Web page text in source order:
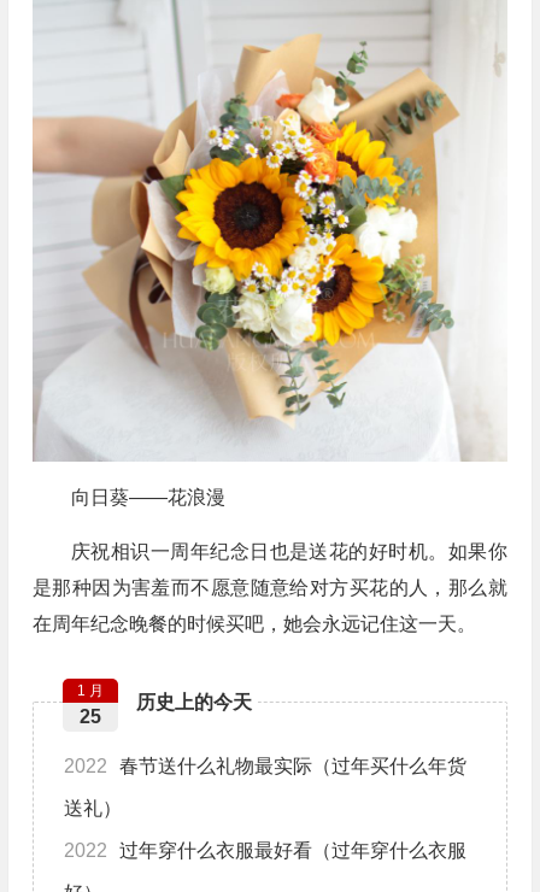
向日葵——花浪漫
庆祝相识一周年纪念日也是送花的好时机。如果你
是那种因为害羞而不愿意随意给对方买花的人，那么就
在周年纪念晚餐的时候买吧，她会永远记住这一天。
历史上的今天
1 月
25
2022 春节送什么礼物最实际（过年买什么年货
送礼）
2022 过年穿什么衣服最好看（过年穿什么衣服